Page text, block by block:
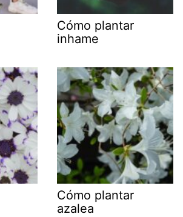
Cómo plantar
inhame
Cómo plantar
azalea